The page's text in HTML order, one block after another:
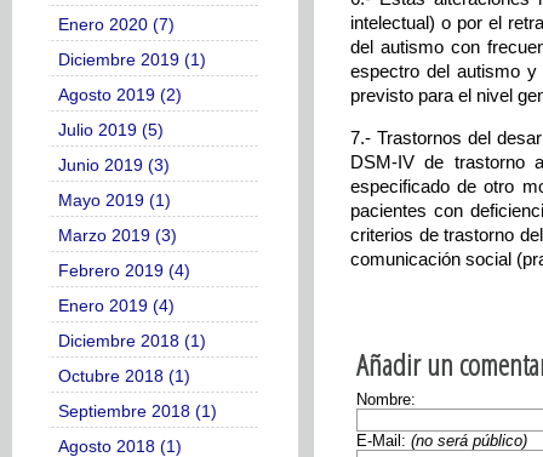
Enero 2020 (7)
Diciembre 2019 (1)
Agosto 2019 (2)
Julio 2019 (5)
Junio 2019 (3)
Mayo 2019 (1)
Marzo 2019 (3)
Febrero 2019 (4)
Enero 2019 (4)
Diciembre 2018 (1)
Octubre 2018 (1)
Septiembre 2018 (1)
Agosto 2018 (1)
intelectual) o por el
del autismo con
espectro del autismo
previsto para el nivel
7.- Trastornos del
DSM-IV de trastorno
especificado de otro
pacientes con
criterios de trastorno
comunicación social
Añadir un
Nombre:
E-Mail: (no será público)